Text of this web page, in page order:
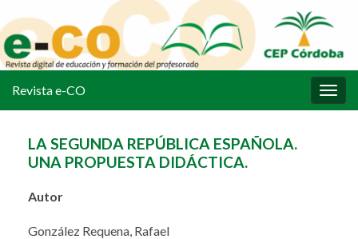
la
Revista e-CO
LA SEGUNDA REPÚBLICA ESPAÑOLA.
UNA PROPUESTA DIDÁCTICA.
Autor
González Requena, Rafael